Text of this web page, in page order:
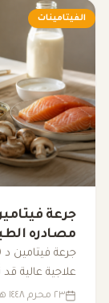
الفيتامينات
مصادره
علاجية عالية
بالتحليل
٢٣ محرم ١٤٤٨ هـ